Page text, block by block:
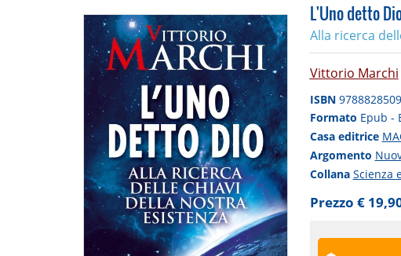
L'Uno detto
Alla ricerca
Vittorio Marchi
ISBN
Formato Epub -
Casa editrice
Argomento
Collana Scienza
Prezzo €